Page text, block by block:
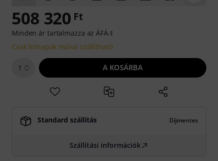
508 320 Ft
Minden ár tartalmazza az ÁFÁ-t
Csak hónapok múlva szállítható
1 A KOSÁRBA
Standard szállítás Díjmentes
Szállítási információk